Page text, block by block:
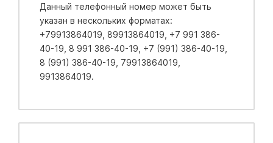
Данный телефонный номер может быть
указан в нескольких форматах:
+79913864019, 89913864019, +7 991 386-
40-19, 8 991 386-40-19, +7 (991) 386-40-19,
8 (991) 386-40-19, 79913864019,
9913864019.